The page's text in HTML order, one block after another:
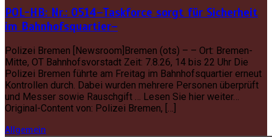
POL-HB: Nr.: 0514–Taskforce sorgt für Sicherheit
im Bahnhofsquartier–
Polizei Bremen [Newsroom]Bremen (ots) – – Ort: Bremen-
Mitte, OT Bahnhofsvorstadt Zeit: 7.8.26, 14 bis 22 Uhr Die
Polizei Bremen führte am Freitag im Bahnhofsquartier erneut
Kontrollen durch. Dabei wurden mehrere Personen überprüft
und Messer sowie Rauschgift … Lesen Sie hier weiter…
Original-Content von: Polizei Bremen, […]
Allgemein